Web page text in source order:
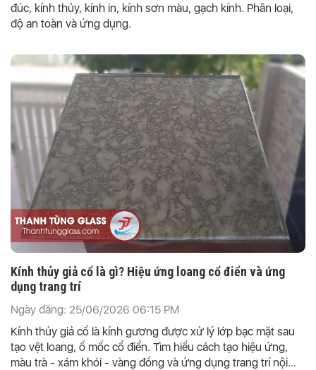
đúc, kính thủy, kính in, kính sơn màu, gạch kính. Phân loại,
độ an toàn và ứng dụng.
Kính thủy giả cổ là gì? Hiệu ứng loang cổ điển và ứng
dụng trang trí
Ngày đăng: 25/06/2026 06:15 PM
Kính thủy giả cổ là kính gương được xử lý lớp bạc mặt sau
tạo vệt loang, ố mốc cổ điển. Tìm hiểu cách tạo hiệu ứng,
màu trà - xám khói - vàng đồng và ứng dụng trang trí nội